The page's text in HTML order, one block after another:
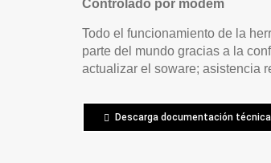
Controlado por módem
Todo el funcionamiento de la
parte del mundo gracias a la
actualizar el soware; asistencia
Descarga documentación técnica